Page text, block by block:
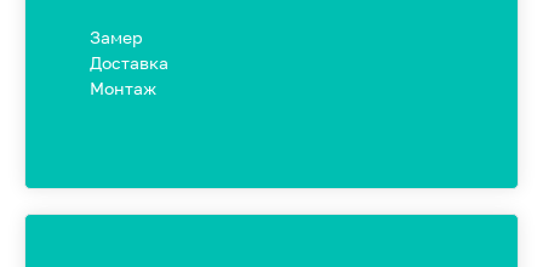
Замер
Доставка
Монтаж